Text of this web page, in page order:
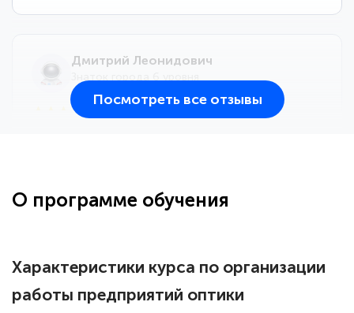
Дмитрий Леонидович
большое количество методических
Посмотреть все отзывы
О программе обучения
Характеристики курса по организации
работы предприятий оптики